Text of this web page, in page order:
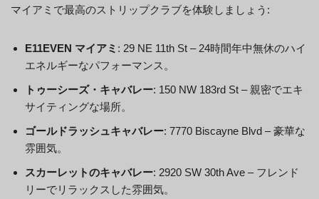
マイアミで最高のストリップクラブを体験しましょう:
E11EVEN マイアミ : 29 NE 11th St – 24時間年中無休のハイ
エネルギーなパフォーマンス。
トゥーシーズ・キャバレー: 150 NW 183rd St – 親密でエキ
サイティングな場所。
ゴールドラッシュキャバレー: 7770 Biscayne Blvd – 豪華な
雰囲気。
スカーレットのキャバレー: 2920 SW 30th Ave – フレンド
リーでリラックスした雰囲気。